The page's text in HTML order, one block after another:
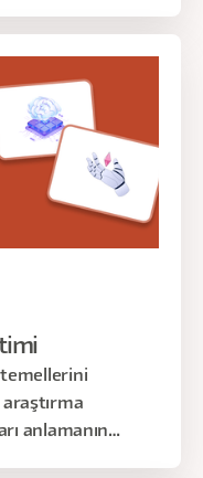
kadar kapsamlı
temellerini
anlamanın